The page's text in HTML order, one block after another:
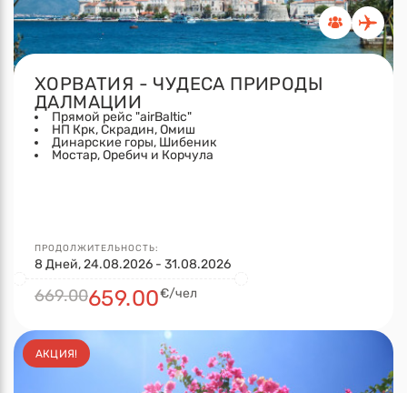
ХОРВАТИЯ - ЧУДЕСА ПРИРОДЫ
ДАЛМАЦИИ
Прямой рейс "airBaltic"
НП Крк, Скрадин, Омиш
Динарские горы, Шибеник
Мостар, Оребич и Корчула
ПРОДОЛЖИТЕЛЬНОСТЬ:
8 Дней, 24.08.2026 - 31.08.2026
669.00659.00€/чел
АКЦИЯ!